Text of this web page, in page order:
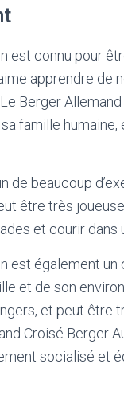
est connu pour
apprendre de
Berger
famille humaine,
de beaucoup
être très
et courir dans
est également
et de son
et peut être
Croisé Berger
socialisé et